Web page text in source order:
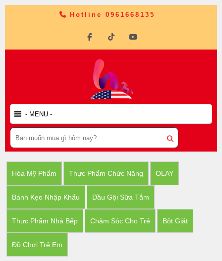
Hotline 0961668135
Hóa Mỹ Phẩm Thực Phẩm Chức Năng OLAY
Bánh Kẹo Nhập Khẩu Dầu Gội Sữa Tắm
Thực Phẩm Nhà Bếp Chăm Sóc Cho Trẻ Bột Giặt
Đồ Chơi Trẻ Em